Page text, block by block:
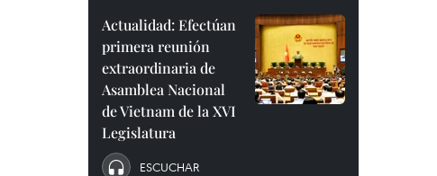
Actualidad: Efectúan
primera reunión
extraordinaria de
Asamblea Nacional
de Vietnam de la XVI
Legislatura
ESCUCHAR